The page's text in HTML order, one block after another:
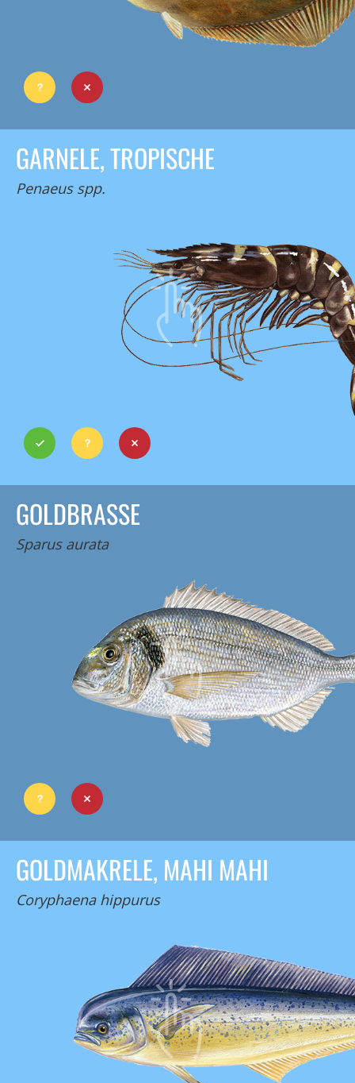
GARNELE, TROPISCHE
Penaeus spp.
GOLDBRASSE
Sparus aurata
GOLDMAKRELE, MAHI MAHI
Coryphaena hippurus